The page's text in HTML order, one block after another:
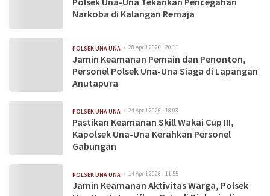
Narkoba di Kalangan Remaja
POLSEK UNA UNA 28 April 2026 | 20:11
Jamin Keamanan Pemain dan Penonton,
Personel Polsek Una-Una Siaga di Lapangan
Anutapura
POLSEK UNA UNA 24 April 2026 | 18:03
Pastikan Keamanan Skill Wakai Cup III,
Kapolsek Una-Una Kerahkan Personel
Gabungan
POLSEK UNA UNA 14 April 2026 | 11:55
Jamin Keamanan Aktivitas Warga, Polsek